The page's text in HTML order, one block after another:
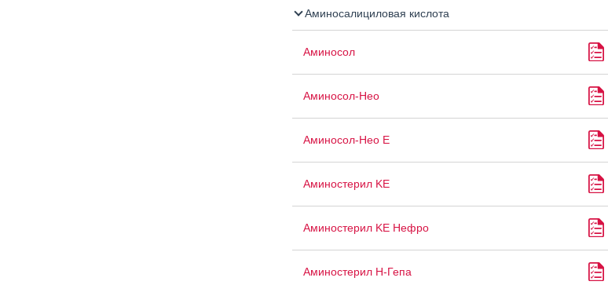
Аминосалициловая кислота
Аминосол
Аминосол-Нео
Аминосол-Нео Е
Аминостерил KE
Аминостерил KE Нефро
Аминостерил Н-Гепа